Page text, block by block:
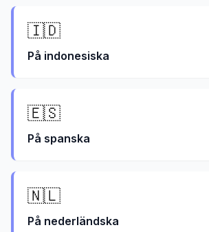
🇮🇩
På indonesiska
🇪🇸
På spanska
🇳🇱
På nederländska